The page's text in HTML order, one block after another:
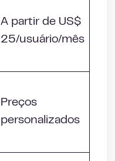
A partir de US$
25/usuário/mês
Preços
personalizados